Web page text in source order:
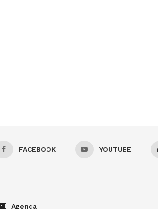
FACEBOOK YOUTUBE
Agenda